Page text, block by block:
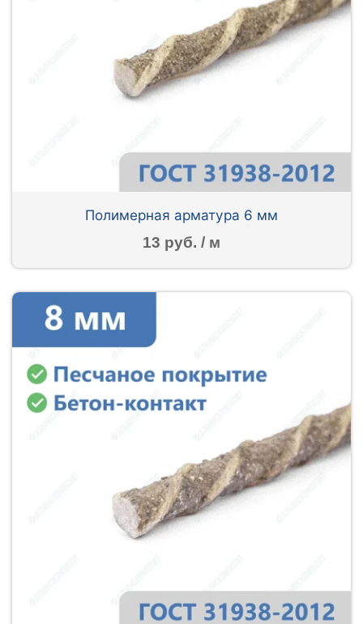
Полимерная арматура 6 мм
13 руб. / м